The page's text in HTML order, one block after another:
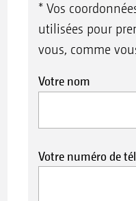
* Vos
utilisées pour
vous, comme
Votre nom
Votre numéro de